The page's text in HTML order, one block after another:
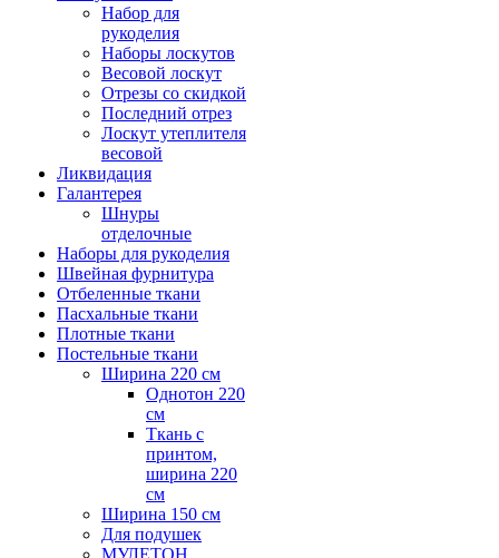
Набор для
рукоделия
Наборы лоскутов
Весовой лоскут
Отрезы со скидкой
Последний отрез
Лоскут утеплителя
весовой
Ликвидация
Галантерея
Шнуры
отделочные
Наборы для рукоделия
Швейная фурнитура
Отбеленные ткани
Пасхальные ткани
Плотные ткани
Постельные ткани
Ширина 220 см
Однотон 220
см
Ткань с
принтом,
ширина 220
см
Ширина 150 см
Для подушек
МУЛЕТОН